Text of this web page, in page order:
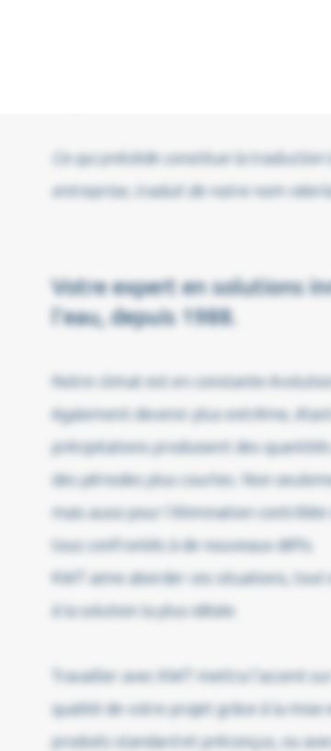
Ce qui précède constitue la
entreprise, traduit de notre nom
Votre expert en solutions
l’eau, depuis 1988.
Notre climat est en constante
également devenir plus extrême,
précipitations produisent des
des périodes plus courtes. Non
mais aussi pour l’élimination
tous confrontés à de nouveaux défis.
KWT aime aborder ces situations,
à la solution la plus idéale.
Travailler avec KWT mettra l’accent
qualité de votre projet grâce à la
produits standard et préconçus, ou